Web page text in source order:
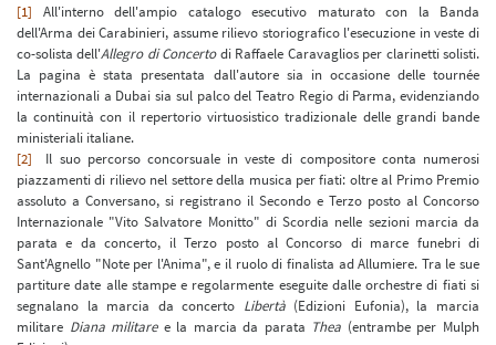
[1] All'interno dell'ampio catalogo esecutivo maturato con la Banda
dell'Arma dei Carabinieri, assume rilievo storiografico l'esecuzione in veste di
co-solista dell'Allegro di Concertodi Raffaele Caravaglios per clarinetti solisti.
La pagina è stata presentata dall'autore sia in occasione delle tournée
internazionali a Dubai sia sul palco del Teatro Regio di Parma, evidenziando
la continuità con il repertorio virtuosistico tradizionale delle grandi bande
ministeriali italiane.
[2]
Il suo percorso concorsuale in veste di compositore conta numerosi
piazzamenti di rilievo nel settore della musica per fiati: oltre al Primo Premio
assoluto a Conversano, si registrano il Secondo e Terzo posto al Concorso
Internazionale "Vito Salvatore Monitto" di Scordia nelle sezioni marcia da
parata e da concerto, il Terzo posto al Concorso di marce funebri di
Sant'Agnello "Note per l'Anima", e il ruolo di finalista ad Allumiere. Tra le sue
partiture date alle stampe e regolarmente eseguite dalle orchestre di fiati si
segnalano la marcia da concerto Libertà(Edizioni Eufonia), la marcia
militare Diana militaree la marcia da parata Thea (entrambe per Mulph